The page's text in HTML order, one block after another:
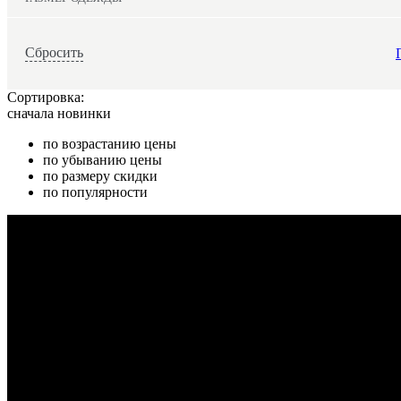
Сбросить
Сортировка:
сначала новинки
по возрастанию цены
по убыванию цены
по размеру скидки
по популярности